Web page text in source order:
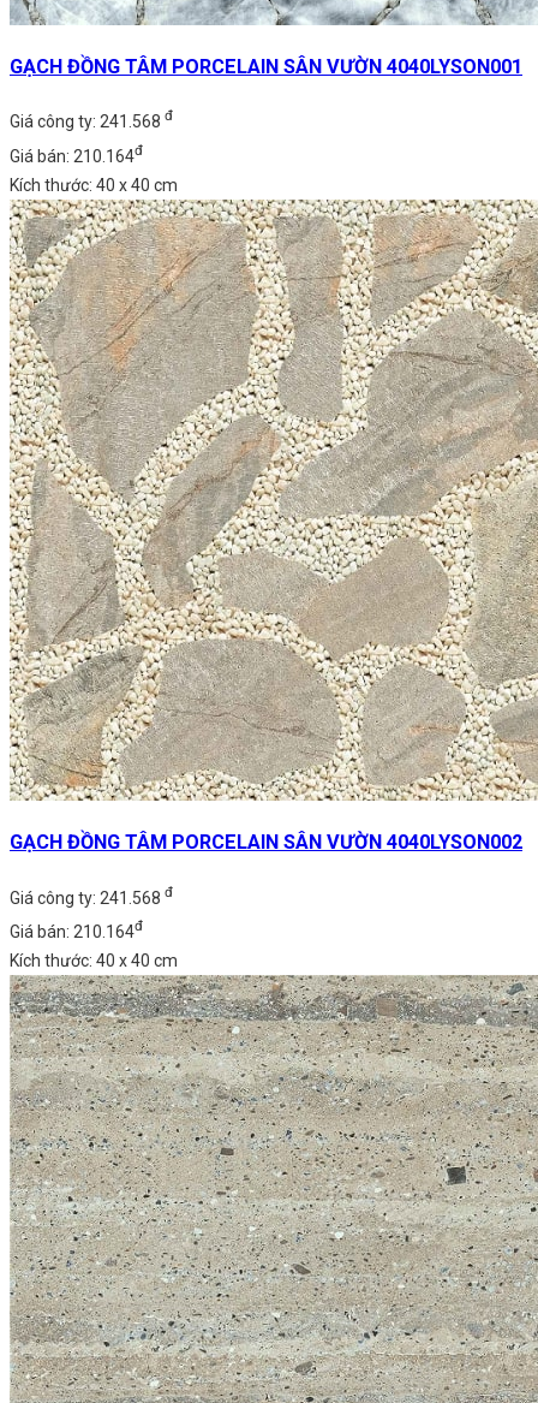
GẠCH ĐỒNG TÂM PORCELAIN SÂN VƯỜN 4040LYSON001
Giá công ty: 241.568 đ
Giá bán: 210.164đ
Kích thước: 40 x 40 cm
GẠCH ĐỒNG TÂM PORCELAIN SÂN VƯỜN 4040LYSON002
Giá công ty: 241.568 đ
Giá bán: 210.164đ
Kích thước: 40 x 40 cm